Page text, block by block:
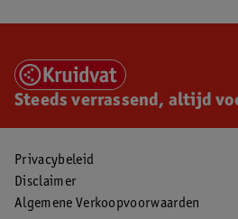
Steeds verrassend, altijd
Privacybeleid
Disclaimer
Algemene Verkoopvoorwaarden